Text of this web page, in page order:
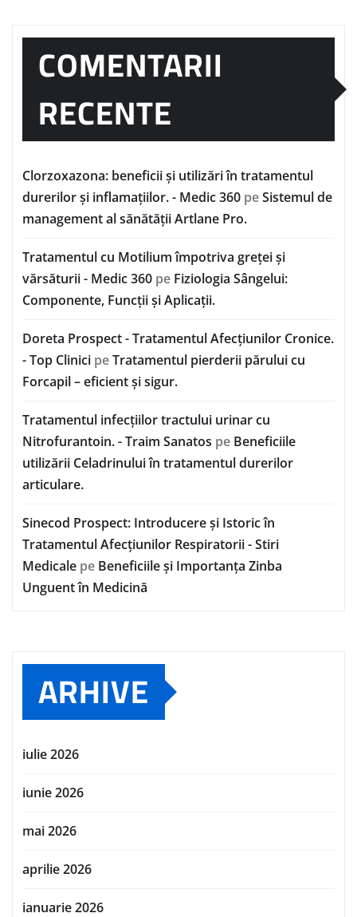
COMENTARII
RECENTE
Clorzoxazona: beneficii și utilizări în tratamentul
durerilor și inflamațiilor. - Medic 360 peSistemul de
management al sănătății Artlane Pro.
Tratamentul cu Motilium împotriva greței și
vărsăturii - Medic 360 pe Fiziologia Sângelui:
Componente, Funcții și Aplicații.
Doreta Prospect - Tratamentul Afecțiunilor Cronice.
- Top Clinici peTratamentul pierderii părului cu
Forcapil – eficient și sigur.
Tratamentul infecțiilor tractului urinar cu
Nitrofurantoin. - Traim Sanatos pe Beneficiile
utilizării Celadrinului în tratamentul durerilor
articulare.
Sinecod Prospect: Introducere și Istoric în
Tratamentul Afecțiunilor Respiratorii - Stiri
Medicale pe Beneficiile și Importanța Zinba
Unguent în Medicină
ARHIVE
iulie 2026
iunie 2026
mai 2026
aprilie 2026
ianuarie 2026